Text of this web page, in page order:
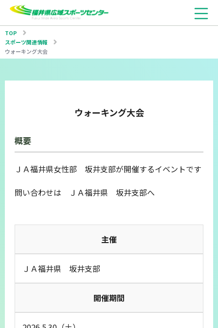
TOP
スポーツ関連情報
ウォーキング大会
ウォーキング大会
概要
ＪＡ福井県女性部 坂井支部が開催するイベントです
問い合わせは ＪＡ福井県 坂井支部へ
主催
ＪＡ福井県 坂井支部
開催期間